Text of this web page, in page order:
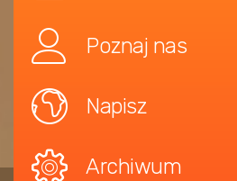
Poznaj nas
Napisz
Archiwum